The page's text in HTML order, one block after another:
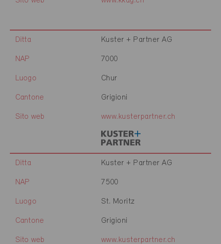
Ditta Kuster + Partner AG
NAP 7000
Luogo Chur
Cantone Grigioni
Sito web www.kusterpartner.ch
Ditta Kuster + Partner AG
NAP 7500
Luogo St. Moritz
Cantone Grigioni
Sito web www.kusterpartner.ch